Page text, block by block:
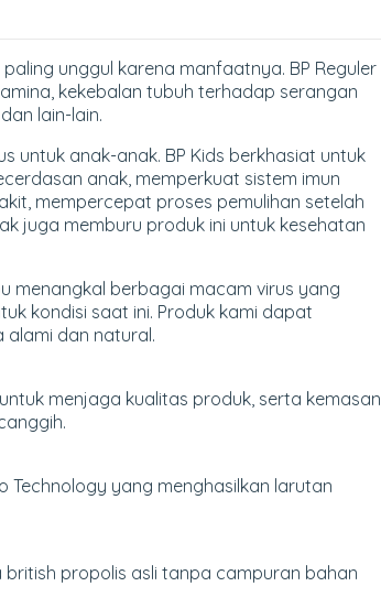
unggul karena manfaatnya. BP Reguler
kekebalan tubuh terhadap serangan
lain-lain.
untuk anak-anak. BP Kids berkhasiat untuk
anak, memperkuat sistem imun
mempercepat proses pemulihan setelah
juga memburu produk ini untuk kesehatan
menangkal berbagai macam virus yang
kondisi saat ini. Produk kami dapat
alami dan natural.
menjaga kualitas produk, serta kemasan
Technology yang menghasilkan larutan
propolis asli tanpa campuran bahan